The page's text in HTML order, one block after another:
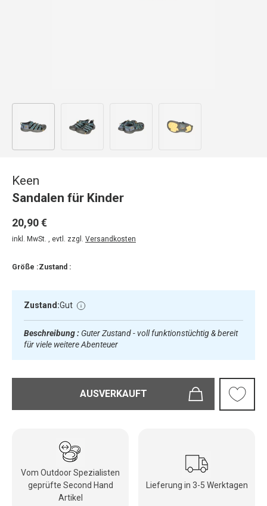
Bild 1 in Galerieansicht laden
Keen
Sandalen für Kinder
20,90 €
inkl. MwSt. , evtl. zzgl. Versandkosten
Größe :Zustand :
Zustand:Gut
Beschreibung : Guter Zustand - voll funktionstüchtig & bereit
für viele weitere Abenteuer
AUSVERKAUFT
Vom Outdoor Spezialisten
geprüfte Second Hand
Artikel
Lieferung in 3-5 Werktagen